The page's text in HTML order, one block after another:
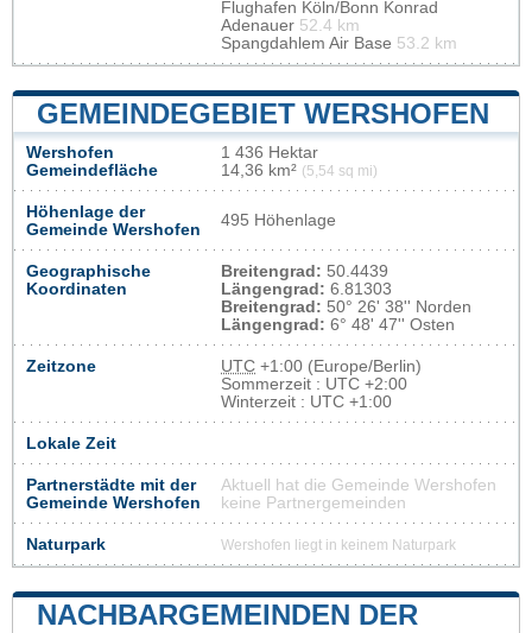
Flughafen Köln/Bonn Konrad
Adenauer 52.4 km
Spangdahlem Air Base 53.2 km
GEMEINDEGEBIET WERSHOFEN
Wershofen
Gemeindefläche
1 436 Hektar
14,36 km² (5,54 sq mi)
Höhenlage der
Gemeinde Wershofen
495 Höhenlage
Geographische
Koordinaten
Breitengrad: 50.4439
Längengrad: 6.81303
Breitengrad: 50° 26' 38'' Norden
Längengrad: 6° 48' 47'' Osten
Zeitzone UTC +1:00 (Europe/Berlin)
Sommerzeit : UTC +2:00
Winterzeit : UTC +1:00
Lokale Zeit
Partnerstädte mit der
Gemeinde Wershofen
Aktuell hat die Gemeinde Wershofen
keine Partnergemeinden
Naturpark Wershofen liegt in keinem Naturpark
NACHBARGEMEINDEN DER